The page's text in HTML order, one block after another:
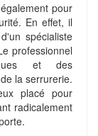
pour
En effet, il
spécialiste
professionnel
et des
la serrurerie.
placé pour
radicalement